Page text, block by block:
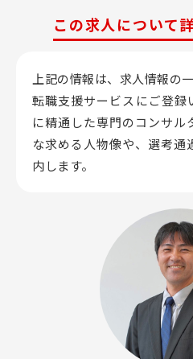
この求人について
上記の情報は、求人情報の
転職支援サービスにご登録
に精通した専門のコンサル
な求める人物像や、選考
内します。